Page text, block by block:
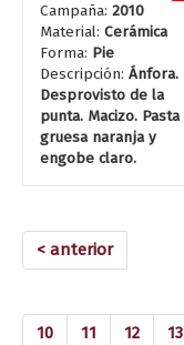
Campaña: 2010
Material: Cerámica
Forma: Pie
Descripción: Ánfora.
Desprovisto de la
punta. Macizo. Pasta
gruesa naranja y
engobe claro.
< anterior
10 11 12 13